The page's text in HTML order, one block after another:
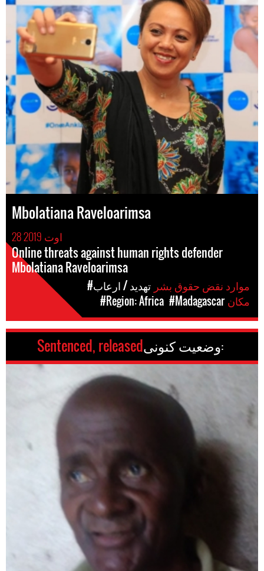
Mbolatiana Raveloarimsa
28 اوت 2019
Online threats against human rights defender
Mbolatiana Raveloarimsa
#تهدید / ارعاب
#Region: Africa #Madagascar
وضعیت کنونی: Sentenced, released